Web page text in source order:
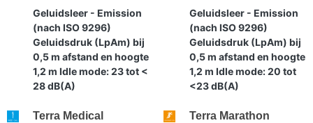
Geluidsleer - Emission
(nach ISO 9296)
Geluidsdruk (LpAm) bij
0,5 m afstand en hoogte
1,2 m Idle mode: 23 tot <
28 dB(A)
Geluidsleer - Emission
(nach ISO 9296)
Geluidsdruk (LpAm) bij
0,5 m afstand en hoogte
1,2 m Idle mode: 20 tot
<23 dB(A)
Terra Medical
Terra Marathon